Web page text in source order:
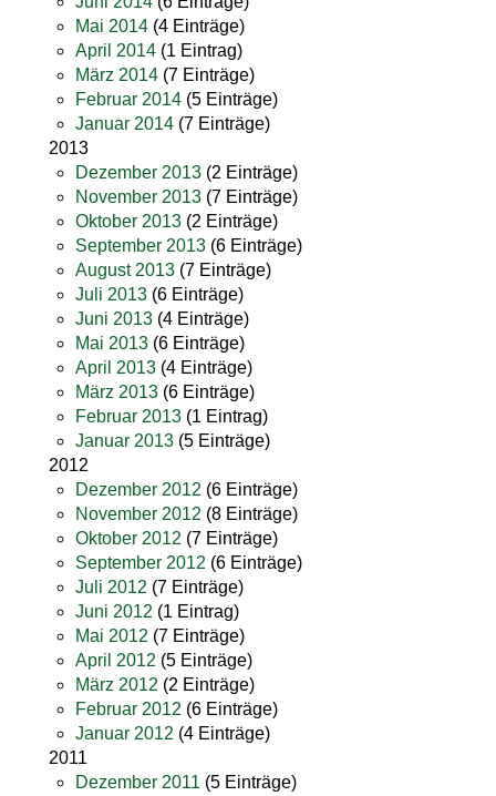
Mai 2014 (4 Einträge)
April 2014 (1 Eintrag)
März 2014 (7 Einträge)
Februar 2014 (5 Einträge)
Januar 2014 (7 Einträge)
2013
Dezember 2013 (2 Einträge)
November 2013 (7 Einträge)
Oktober 2013 (2 Einträge)
September 2013 (6 Einträge)
August 2013 (7 Einträge)
Juli 2013 (6 Einträge)
Juni 2013 (4 Einträge)
Mai 2013 (6 Einträge)
April 2013 (4 Einträge)
März 2013 (6 Einträge)
Februar 2013 (1 Eintrag)
Januar 2013 (5 Einträge)
2012
Dezember 2012 (6 Einträge)
November 2012 (8 Einträge)
Oktober 2012 (7 Einträge)
September 2012 (6 Einträge)
Juli 2012 (7 Einträge)
Juni 2012 (1 Eintrag)
Mai 2012 (7 Einträge)
April 2012 (5 Einträge)
März 2012 (2 Einträge)
Februar 2012 (6 Einträge)
Januar 2012 (4 Einträge)
2011
Dezember 2011 (5 Einträge)